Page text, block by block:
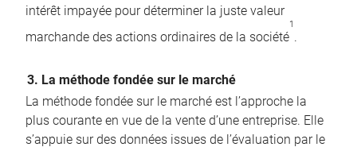
intérêt impayée pour déterminer la juste valeur
marchande des actions ordinaires de la société
1
.
3. La méthode fondée sur le marché
La méthode fondée sur le marché est l’approche la
plus courante en vue de la vente d’une entreprise. Elle
s’appuie sur des données issues de l’évaluation par le